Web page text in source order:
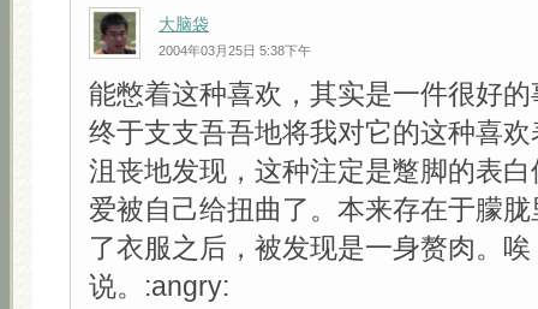
大脑袋
2004年03月25日 5:38下午
能憋着这种喜欢，其实是一件很好
终于支支吾吾地将我对它的这种喜
沮丧地发现，这种注定是蹩脚的表
爱被自己给扭曲了。本来存在于朦
了衣服之后，被发现是一身赘肉。
说。:angry: